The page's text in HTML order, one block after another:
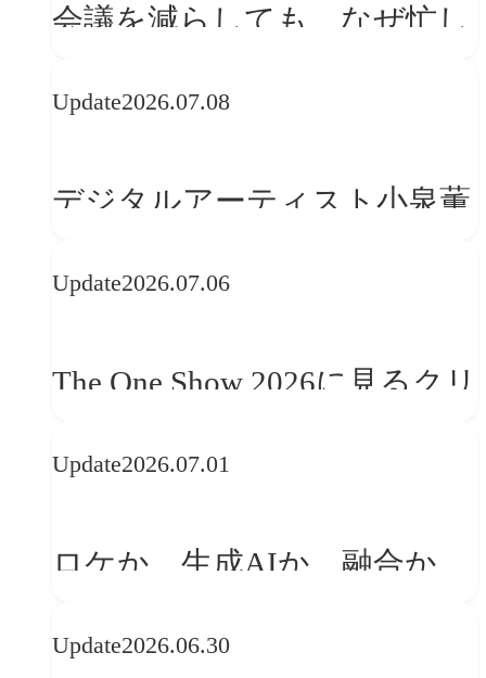
会議を減らしても、なぜ忙し
Update2026.07.08
デジタルアーティスト小泉薫
ークフロー設計と「ノイズと
Update2026.07.06
The One Show 2026に見るクリ
との接点を、ブランドらしい
Update2026.07.01
ロケか、生成AIか、融合か
おける「意思決定」のルール
Update2026.06.30